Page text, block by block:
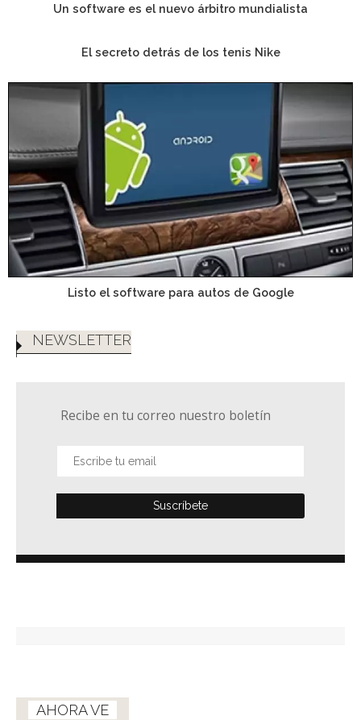
Un software es el nuevo árbitro mundialista
El secreto detrás de los tenis Nike
Listo el software para autos de Google
NEWSLETTER
Recibe en tu correo nuestro boletín
AHORA VE